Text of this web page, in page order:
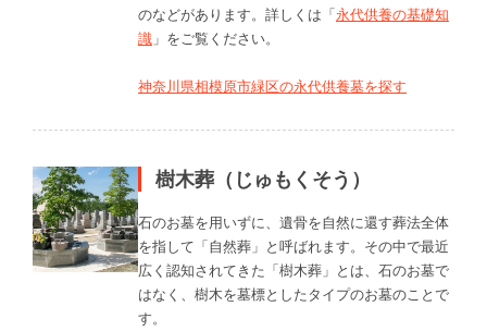
のなどがあります。詳しくは「永代供養の基礎知
識 」をご覧ください。
神奈川県相模原市緑区の永代供養墓を探す
樹木葬（じゅもくそう）
石のお墓を用いずに、遺骨を自然に還す葬法全体
を指して「自然葬」と呼ばれます。その中で最近
広く認知されてきた「樹木葬」とは、石のお墓で
はなく、樹木を墓標としたタイプのお墓のことで
す。